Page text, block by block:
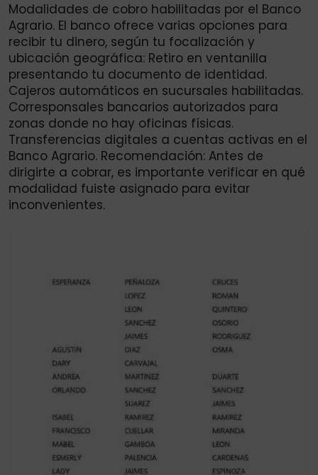
Modalidades de cobro habilitadas por el Banco
Agrario. El banco ofrece varias opciones para
recibir tu dinero, según tu focalización y
ubicación geográfica: Retiro en ventanilla
presentando tu documento de identidad.
Cajeros automáticos en sucursales habilitadas.
Corresponsales bancarios autorizados para
zonas donde no hay oficinas físicas.
Transferencias digitales a cuentas activas en el
Banco Agrario. Recomendación: Antes de
dirigirte a cobrar, es importante verificar en qué
modalidad fuiste asignado para evitar
inconvenientes.